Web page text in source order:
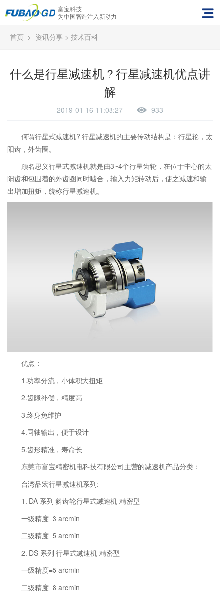
富宝科技
为中国智造注入新动力
首页 > 资讯分享 > 技术百科
什么是行星减速机？行星减速机优点讲
解
2019-01-16 11:08:27 933
何谓行星式减速机? 行星减速机的主要传动结构是：行星轮，太
阳齿，外齿圈。
顾名思义行星式减速机就是由3~4个行星齿轮，在位于中心的太
阳齿和包围着的外齿圈同时啮合，输入力矩转动后，使之减速和输
出增加扭矩，统称行星减速机。
优点：
1.功率分流，小体积大扭矩
2.齿隙补偿，精度高
3.终身免维护
4.同轴输出，便于设计
5.齿形精准，寿命长
东莞市富宝精密机电科技有限公司主营的减速机产品分类：
台湾品宏行星减速机系列:
1. DA 系列 斜齿轮行星式减速机 精密型
一级精度=3 arcmin
二级精度=5 arcmin
2. DS 系列 行星式减速机 精密型
一级精度=5 arcmin
二级精度=8 arcmin